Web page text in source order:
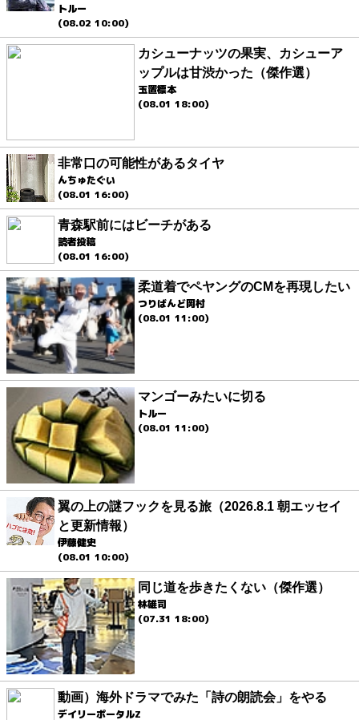
トルー
(08.02 10:00)
カシューナッツの果実、カシューア
ップルは甘渋かった（傑作選）
玉置標本
(08.01 18:00)
非常口の可能性があるタイヤ
んちゅたぐい
(08.01 16:00)
青森駅前にはビーチがある
読者投稿
(08.01 16:00)
柔道着でペヤングのCMを再現したい
つりばんど岡村
(08.01 11:00)
マンゴーみたいに切る
トルー
(08.01 11:00)
翼の上の謎フックを見る旅（2026.8.1 朝エッセイ
と更新情報）
伊藤健史
(08.01 10:00)
同じ道を歩きたくない（傑作選）
林雄司
(07.31 18:00)
動画）海外ドラマでみた「詩の朗読会」をやる
デイリーポータルZ